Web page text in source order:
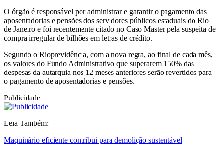
O órgão é responsável por administrar e garantir o pagamento das
aposentadorias e pensões dos servidores públicos estaduais do Rio
de Janeiro e foi recentemente citado no Caso Master pela suspeita de
compra irregular de bilhões em letras de crédito.
Segundo o Rioprevidência, com a nova regra, ao final de cada mês,
os valores do Fundo Administrativo que superarem 150% das
despesas da autarquia nos 12 meses anteriores serão revertidos para
o pagamento de aposentadorias e pensões.
Publicidade
Leia Também:
Maquinário eficiente contribui para demolição sustentável